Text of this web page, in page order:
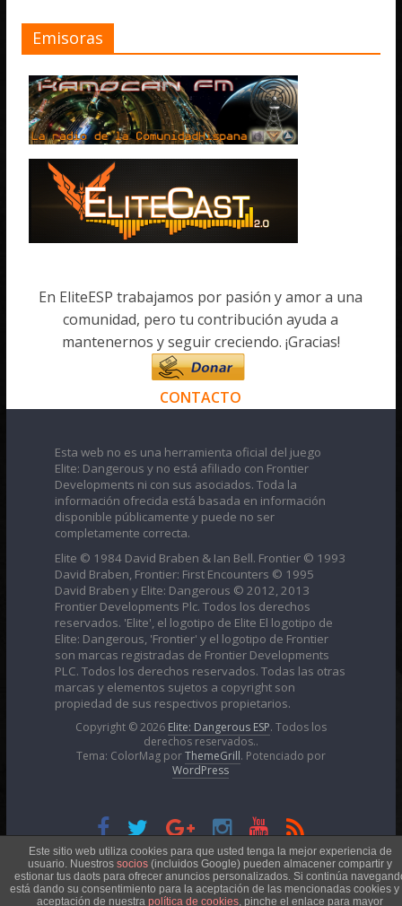
Emisoras
En EliteESP trabajamos por pasión y amor a una
comunidad, pero tu contribución ayuda a
mantenernos y seguir creciendo. ¡Gracias!
CONTACTO
Esta web no es una herramienta oficial del juego
Elite: Dangerous y no está afiliado con Frontier
Developments ni con sus asociados. Toda la
información ofrecida está basada en información
disponible públicamente y puede no ser
completamente correcta.
Elite © 1984 David Braben & Ian Bell. Frontier © 1993
David Braben, Frontier: First Encounters © 1995
David Braben y Elite: Dangerous © 2012, 2013
Frontier Developments Plc. Todos los derechos
reservados. 'Elite', el logotipo de Elite El logotipo de
Elite: Dangerous, 'Frontier' y el logotipo de Frontier
son marcas registradas de Frontier Developments
PLC. Todos los derechos reservados. Todas las otras
marcas y elementos sujetos a copyright son
propiedad de sus respectivos propietarios.
Copyright © 2026 Elite: Dangerous ESP. Todos los
derechos reservados..
Tema: ColorMag porThemeGrill. Potenciado por
WordPress
Esta obra está bajo unaLicencia Creative Commons
Atribución-NoComercial 4.0 Internacional
Este sitio web utiliza cookies para que usted tenga la mejor experiencia de
usuario. Nuestros socios (incluidos Google) pueden almacener compartir y
estionar tus daots para ofrecer anuncios personalizados. Si continúa
está dando su consentimiento para la aceptación de las mencionadas cookies y
aceptación de nuestra política de cookies, pinche el enlace para mayor